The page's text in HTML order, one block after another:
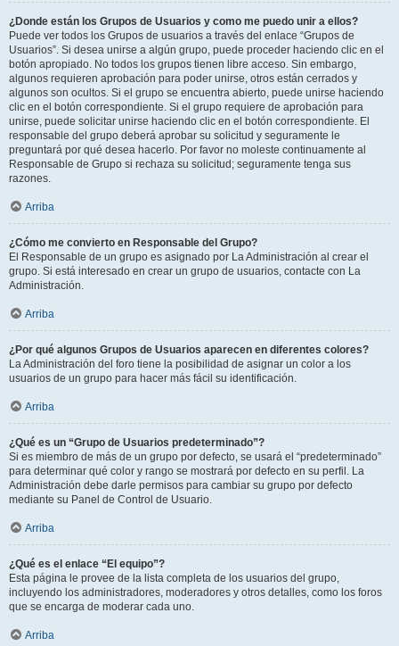
¿Donde están los Grupos de Usuarios y como me puedo unir a ellos?
Puede ver todos los Grupos de usuarios a través del enlace “Grupos de
Usuarios”. Si desea unirse a algún grupo, puede proceder haciendo clic en el
botón apropiado. No todos los grupos tienen libre acceso. Sin embargo,
algunos requieren aprobación para poder unirse, otros están cerrados y
algunos son ocultos. Si el grupo se encuentra abierto, puede unirse haciendo
clic en el botón correspondiente. Si el grupo requiere de aprobación para
unirse, puede solicitar unirse haciendo clic en el botón correspondiente. El
responsable del grupo deberá aprobar su solicitud y seguramente le
preguntará por qué desea hacerlo. Por favor no moleste continuamente al
Responsable de Grupo si rechaza su solicitud; seguramente tenga sus
razones.
Arriba
¿Cómo me convierto en Responsable del Grupo?
El Responsable de un grupo es asignado por La Administración al crear el
grupo. Si está interesado en crear un grupo de usuarios, contacte con La
Administración.
Arriba
¿Por qué algunos Grupos de Usuarios aparecen en diferentes colores?
La Administración del foro tiene la posibilidad de asignar un color a los
usuarios de un grupo para hacer más fácil su identificación.
Arriba
¿Qué es un “Grupo de Usuarios predeterminado”?
Si es miembro de más de un grupo por defecto, se usará el “predeterminado”
para determinar qué color y rango se mostrará por defecto en su perfil. La
Administración debe darle permisos para cambiar su grupo por defecto
mediante su Panel de Control de Usuario.
Arriba
¿Qué es el enlace “El equipo”?
Esta página le provee de la lista completa de los usuarios del grupo,
incluyendo los administradores, moderadores y otros detalles, como los foros
que se encarga de moderar cada uno.
Arriba